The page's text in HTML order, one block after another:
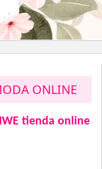
ONLINE
tienda online